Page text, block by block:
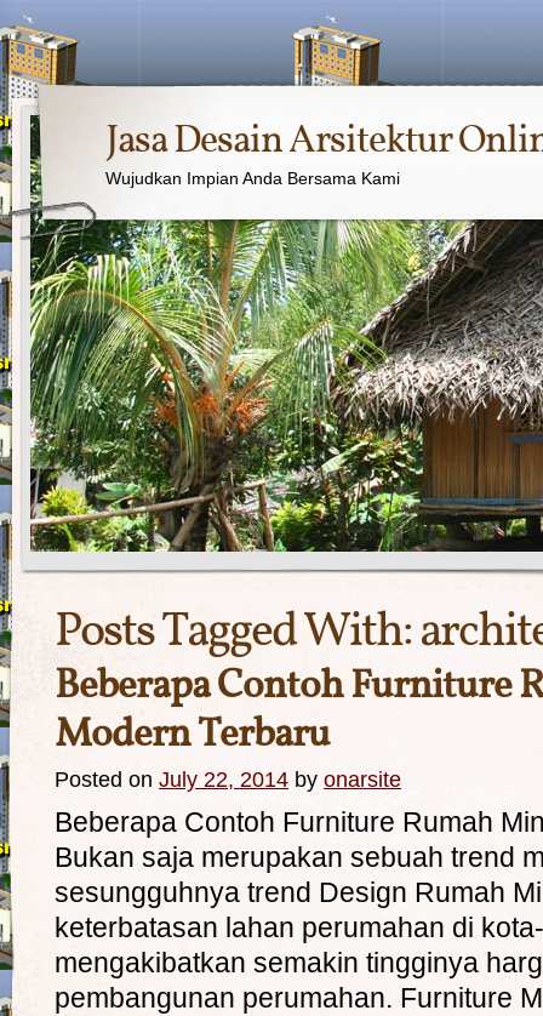
Jasa Desain Arsitektur
Wujudkan Impian Anda Bersama Kami
Posts Tagged With:
Beberapa Contoh Furniture
Modern Terbaru
Posted on July 22, 2014 by onarsite
Beberapa Contoh Furniture Rumah
Bukan saja merupakan sebuah trend
sesungguhnya trend Design Rumah
keterbatasan lahan perumahan di
mengakibatkan semakin tingginya
pembangunan perumahan. Furniture